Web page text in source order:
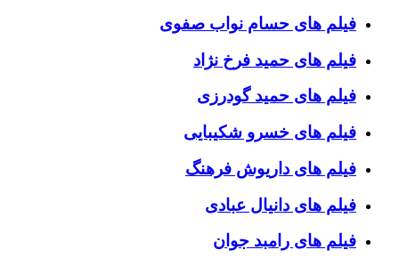
فیلم های حسام نواب صفوی
فیلم های حمید فرخ نژاد
فیلم های حمید گودرزی
فیلم های خسرو شکیبایی
فیلم های داریوش فرهنگ
فیلم های دانیال عبادی
فیلم های رامبد جوان